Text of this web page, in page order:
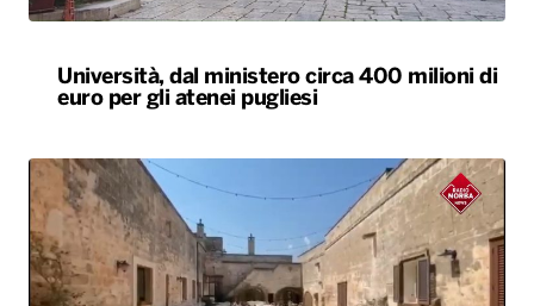
Università, dal ministero circa 400 milioni di
euro per gli atenei pugliesi